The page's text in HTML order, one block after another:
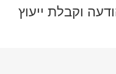
וקבלת ייעוץ